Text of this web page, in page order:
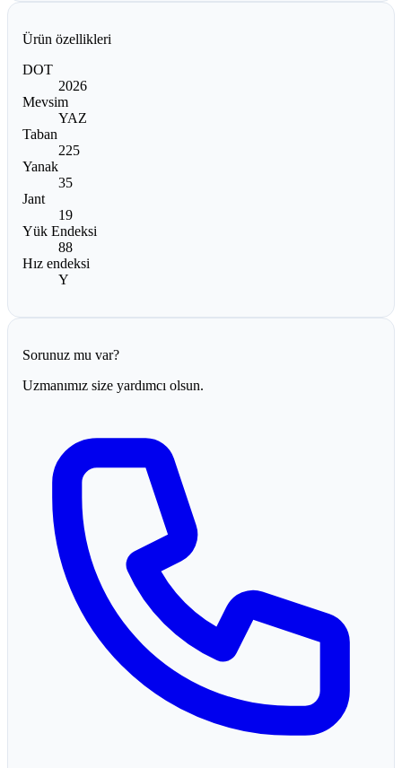
Ürün özellikleri
DOT
2026
Mevsim
YAZ
Taban
225
Yanak
35
Jant
19
Yük Endeksi
88
Hız endeksi
Y
Sorunuz mu var?
Uzmanımız size yardımcı olsun.